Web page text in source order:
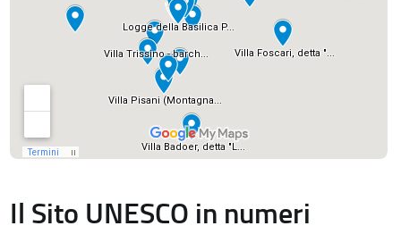
Il Sito UNESCO in numeri